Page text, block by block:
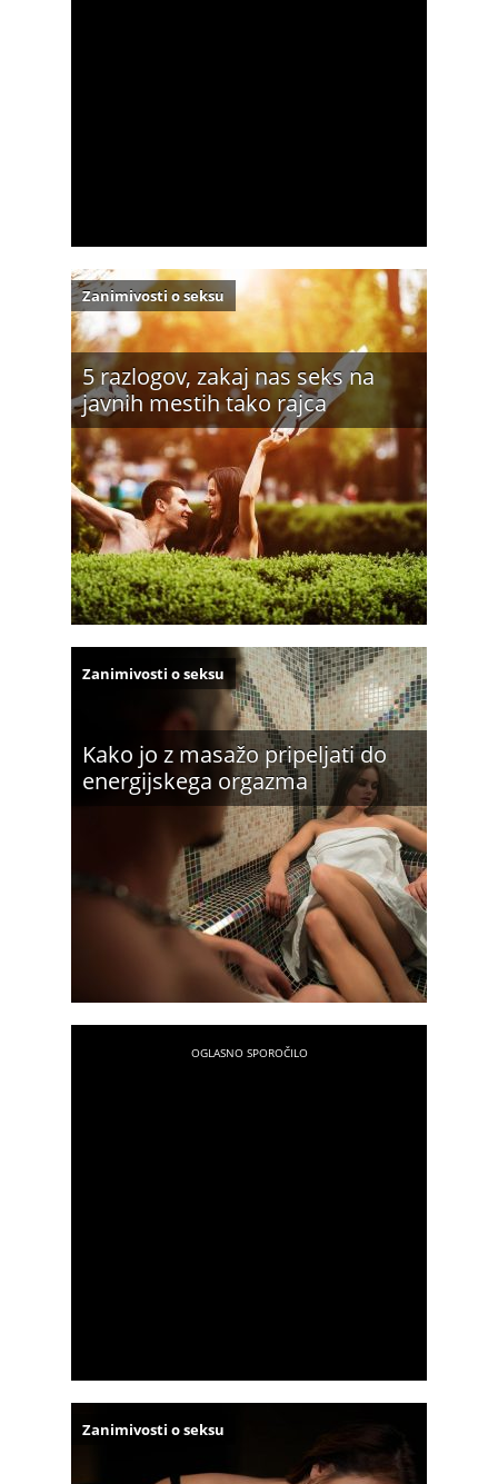
5 razlogov, zakaj nas seks na
javnih mestih tako rajca
Zanimivosti o seksu
Kako jo z masažo pripeljati do
energijskega orgazma
Zanimivosti o seksu
Zanimivosti o seksu